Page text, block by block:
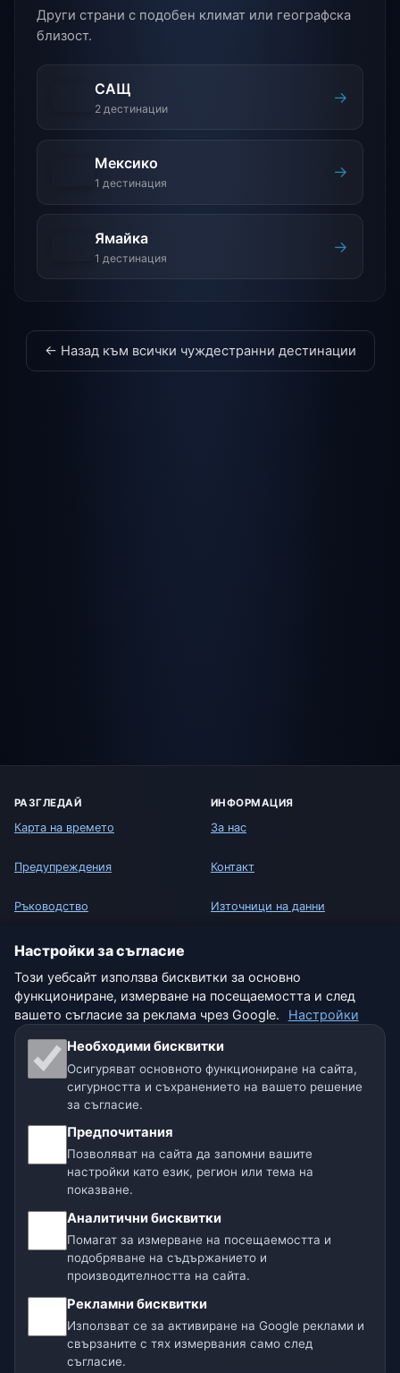
Други страни с подобен климат или географска
близост.
САЩ
2 дестинации
→
Мексико
1 дестинация
→
Ямайка
1 дестинация
→
← Назад към всички чуждестранни дестинации
РАЗГЛЕДАЙ
Карта на времето
Предупреждения
Ръководство
Речник на времето
Сравнение на градове
Метео уиджет
ИНФОРМАЦИЯ
За нас
Контакт
Източници на данни
Как обработваме данните
Как да подадете грешка в
ПРАВНА ИНФОРМАЦИЯ
Защита на поверителността
Условия за ползване
Отказ от отговорност
Помагаме на животните
Карта на сайта
Настройки
Настройки за съгласие
Този уебсайт използва бисквитки за основно
функциониране, измерване на посещаемостта и след
вашето съгласие за реклама чрез Google.
Настройки
Необходими бисквитки
Осигуряват основното функциониране на сайта,
сигурността и съхранението на вашето решение
за съгласие.
Предпочитания
Позволяват на сайта да запомни вашите
настройки като език, регион или тема на
показване.
Аналитични бисквитки
Помагат за измерване на посещаемостта и
подобряване на съдържанието и
производителността на сайта.
Рекламни бисквитки
Използват се за активиране на Google реклами и
свързаните с тях измервания само след
съгласие.